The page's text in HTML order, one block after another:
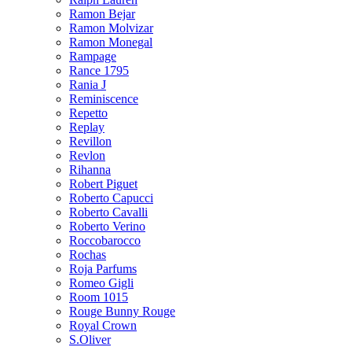
Ramon Bejar
Ramon Molvizar
Ramon Monegal
Rampage
Rance 1795
Rania J
Reminiscence
Repetto
Replay
Revillon
Revlon
Rihanna
Robert Piguet
Roberto Capucci
Roberto Cavalli
Roberto Verino
Roccobarocco
Rochas
Roja Parfums
Romeo Gigli
Room 1015
Rouge Bunny Rouge
Royal Crown
S.Oliver